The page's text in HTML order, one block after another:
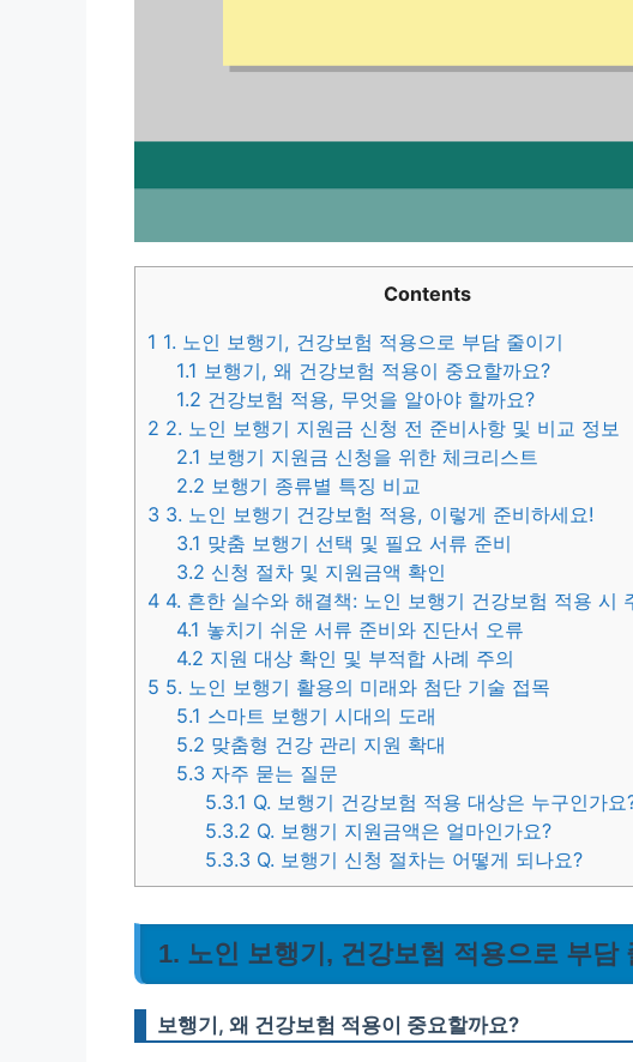
Contents
1 1. 노인 보행기, 건강보험 적용으로 부담 줄이기
1.1 보행기, 왜 건강보험 적용이 중요할까요?
1.2 건강보험 적용, 무엇을 알아야 할까요?
2 2. 노인 보행기 지원금 신청 전 준비사항 및 비교 정보
2.1 보행기 지원금 신청을 위한 체크리스트
2.2 보행기 종류별 특징 비교
3 3. 노인 보행기 건강보험 적용, 이렇게 준비하세요!
3.1 맞춤 보행기 선택 및 필요 서류 준비
3.2 신청 절차 및 지원금액 확인
4 4. 흔한 실수와 해결책: 노인 보행기 건강보험 적용 시
4.1 놓치기 쉬운 서류 준비와 진단서 오류
4.2 지원 대상 확인 및 부적합 사례 주의
5 5. 노인 보행기 활용의 미래와 첨단 기술 접목
5.1 스마트 보행기 시대의 도래
5.2 맞춤형 건강 관리 지원 확대
5.3 자주 묻는 질문
5.3.1 Q. 보행기 건강보험 적용 대상은 누구인가요
5.3.2 Q. 보행기 지원금액은 얼마인가요?
5.3.3 Q. 보행기 신청 절차는 어떻게 되나요?
1. 노인 보행기, 건강보험 적용으로 부담
보행기, 왜 건강보험 적용이 중요할까요?